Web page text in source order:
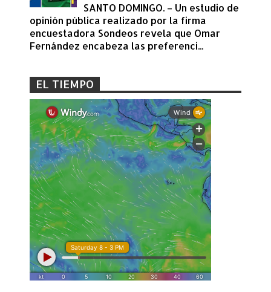
SANTO DOMINGO. – Un estudio de
opinión pública realizado por la firma
encuestadora Sondeos revela que Omar
Fernández encabeza las preferenci...
EL TIEMPO